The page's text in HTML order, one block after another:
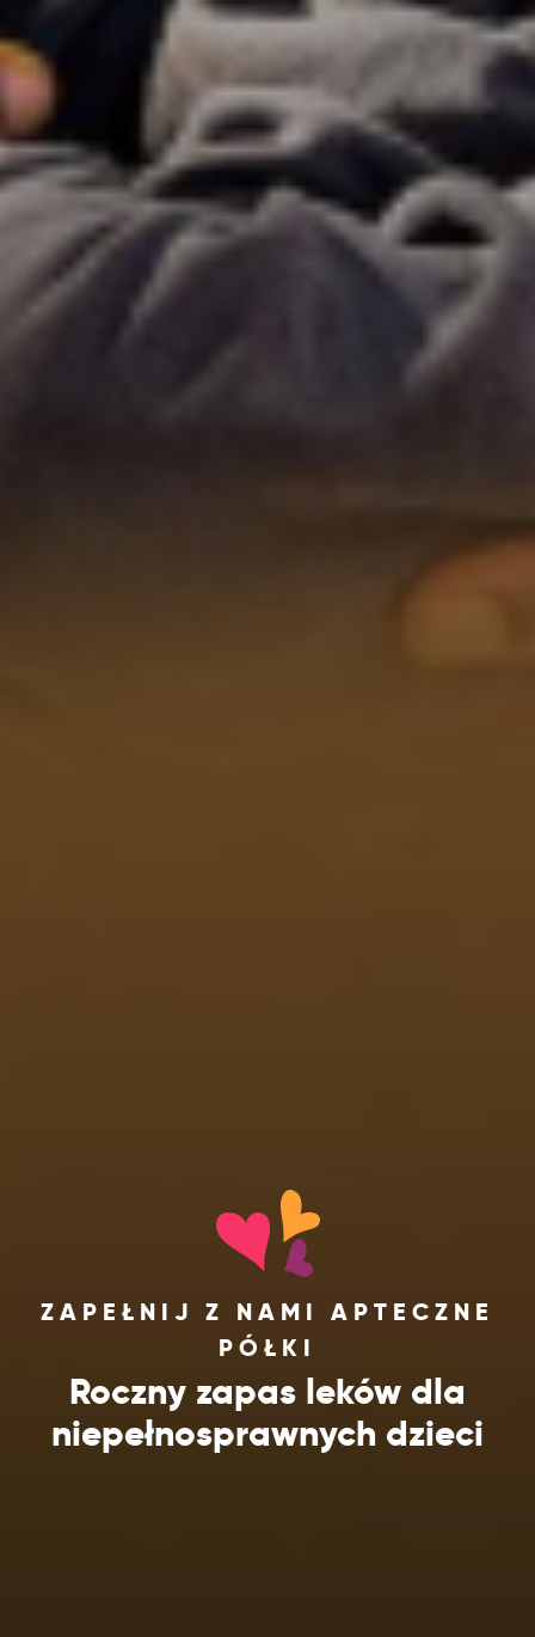
ZAPEŁNIJ Z NAMI APTECZNE
PÓŁKI
Roczny zapas leków dla
niepełnosprawnych dzieci